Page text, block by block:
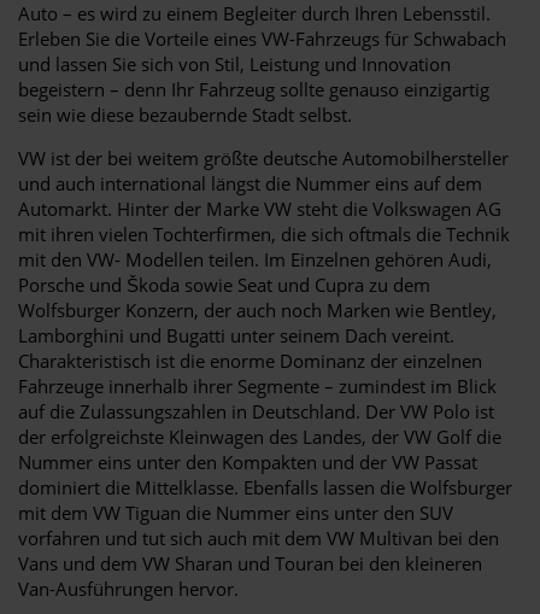
Auto – es wird zu einem Begleiter durch Ihren Lebensstil.
Erleben Sie die Vorteile eines VW-Fahrzeugs für Schwabach
und lassen Sie sich von Stil, Leistung und Innovation
begeistern – denn Ihr Fahrzeug sollte genauso einzigartig
sein wie diese bezaubernde Stadt selbst.
VW ist der bei weitem größte deutsche Automobilhersteller
und auch international längst die Nummer eins auf dem
Automarkt. Hinter der Marke VW steht die Volkswagen AG
mit ihren vielen Tochterfirmen, die sich oftmals die Technik
mit den VW- Modellen teilen. Im Einzelnen gehören Audi,
Porsche und Škoda sowie Seat und Cupra zu dem
Wolfsburger Konzern, der auch noch Marken wie Bentley,
Lamborghini und Bugatti unter seinem Dach vereint.
Charakteristisch ist die enorme Dominanz der einzelnen
Fahrzeuge innerhalb ihrer Segmente – zumindest im Blick
auf die Zulassungszahlen in Deutschland. Der VW Polo ist
der erfolgreichste Kleinwagen des Landes, der VW Golf die
Nummer eins unter den Kompakten und der VW Passat
dominiert die Mittelklasse. Ebenfalls lassen die Wolfsburger
mit dem VW Tiguan die Nummer eins unter den SUV
vorfahren und tut sich auch mit dem VW Multivan bei den
Vans und dem VW Sharan und Touran bei den kleineren
Van-Ausführungen hervor.